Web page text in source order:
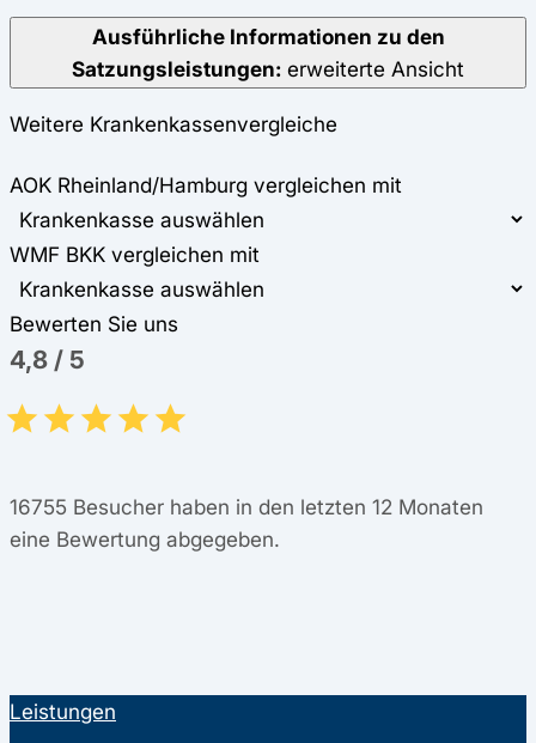
Ausführliche Informationen zu den
Satzungsleistungen: erweiterte Ansicht
Weitere Krankenkassenvergleiche
AOK Rheinland/Hamburg vergleichen mit
WMF BKK vergleichen mit
Bewerten Sie uns
4,8 / 5
16755 Besucher haben in den letzten 12 Monaten
eine Bewertung abgegeben.
Leistungen